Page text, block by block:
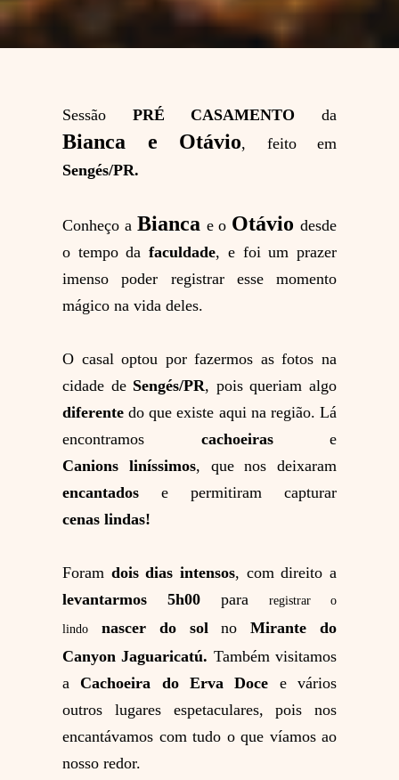
Sessão PRÉ CASAMENTO da
Bianca e Otávio, feito em
Sengés/PR.
Conheço a Bianca e o Otáviodesde
o tempo dafaculdade, e foi um prazer
imenso poder registrar esse momento
mágico na vida deles.
O casal optou por fazermos as fotos na
cidade de Sengés/PR, pois queriam algo
diferentedo que existe aqui na região. Lá
encontramos cachoeiras e
Canions liníssimos, que nos deixaram
encantados e permitiram capturar
cenas lindas!
Foram dois dias intensos, com direito a
levantarmos 5h00 para registrar o
lindo nascer do sol noMirante do
Canyon Jaguaricatú. Também visitamos
aCachoeira do Erva Doce e vários
outros lugares espetaculares, pois nos
encantávamos com tudo o que víamos ao
nosso redor.